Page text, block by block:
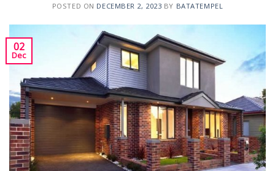
POSTED ON DECEMBER 2, 2023 BY BATATEMPEL
02
Dec